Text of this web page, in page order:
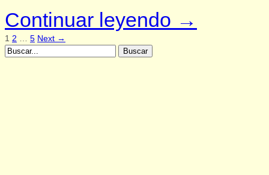
Continuar leyendo →
1 2 5 Next →